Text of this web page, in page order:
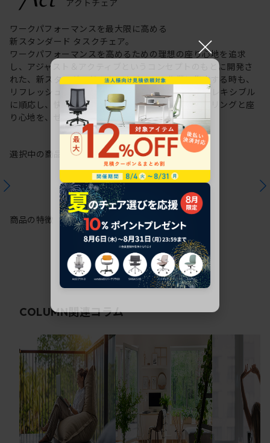
ワークパフォーマンスを最大限に高める
新スタンダード タスクチェア。
ワークパフォーマンスを高めるための理想の座り心地を追求
し、アジャスト＆アクティブというコンセプトのもとに開発さ
れた、新スタンダードのタスクチェア。作業に集中する時も、
リフレッシュする時も、座る姿勢や身体の動きにフレキシブル
に順応し、快適にサポートします。新感覚のスタイリングと座
り心地を、ぜひご体感ください。
選択中の商品情報保証 注意事項
商品の特徴
COLUMN関連コラム
×